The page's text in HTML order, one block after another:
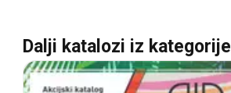
Dalji katalozi iz kategorije